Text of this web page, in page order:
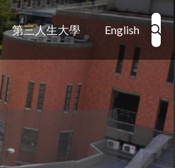
第三人生大學 English